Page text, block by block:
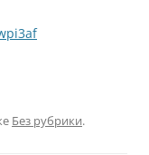
Без рубрики.